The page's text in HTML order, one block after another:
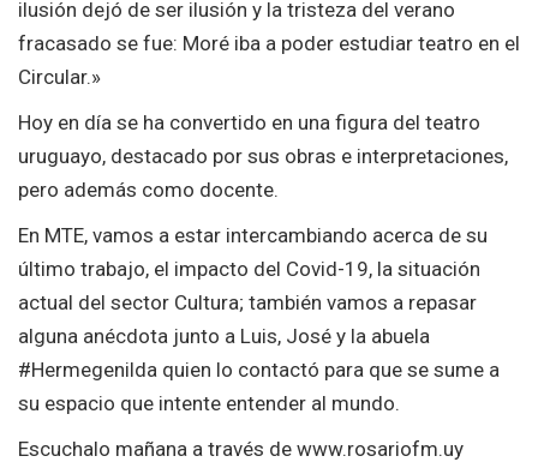
ilusión dejó de ser ilusión y la tristeza del verano
fracasado se fue: Moré iba a poder estudiar teatro en el
Circular.»
Hoy en día se ha convertido en una figura del teatro
uruguayo, destacado por sus obras e interpretaciones,
pero además como docente.
En MTE, vamos a estar intercambiando acerca de su
último trabajo, el impacto del Covid-19, la situación
actual del sector Cultura; también vamos a repasar
alguna anécdota junto a Luis, José y la abuela
#Hermegenilda quien lo contactó para que se sume a
su espacio que intente entender al mundo.
Escuchalo mañana a través de www.rosariofm.uy